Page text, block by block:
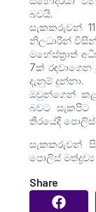
බවයි.
සැකකරුවන්
නිලධාරීන්
මහේස්ත්‍රාත්
7ක්
දැනුම් දුන්නා.
ඔවුන්ගෙන් කළ
බවට සැකපිට
තීරයේදී
සැකකරුවන්
පොලිස් මත්ද්‍රව්‍ය
Share